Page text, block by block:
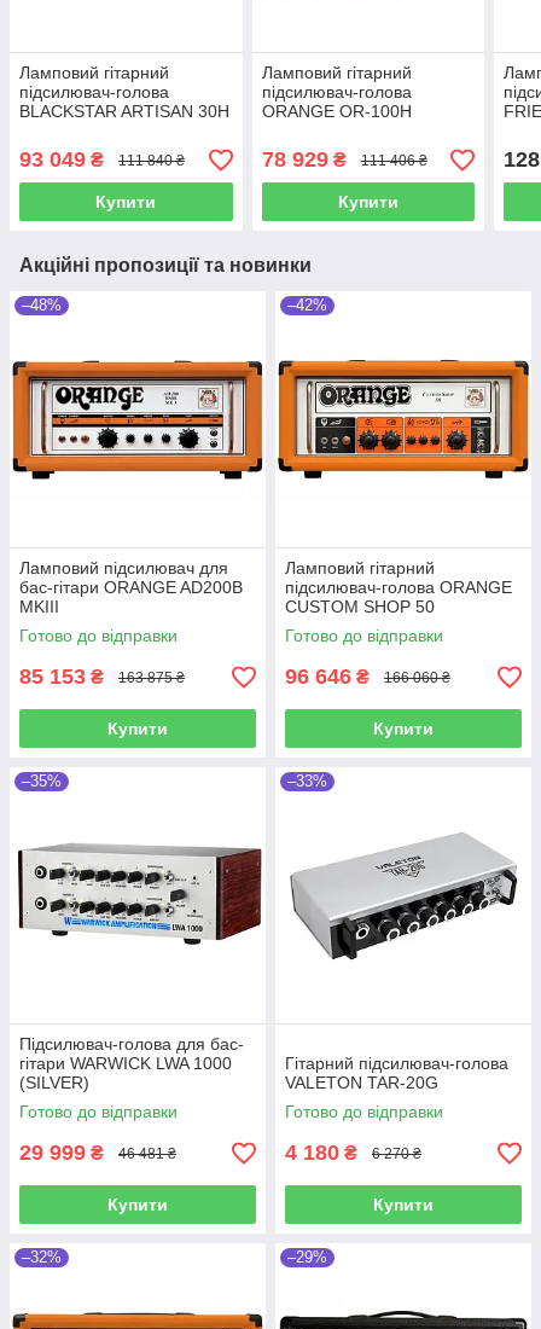
Ламповий гітарний
підсилювач-голова
BLACKSTAR ARTISAN 30H
93 049 ₴ 111 840 ₴
Купити
Ламповий гітарний
підсилювач-голова
ORANGE OR-100H
78 929₴ 111 406 ₴
Купити
Акційні пропозиції та новинки
–48%
Ламповий підсилювач для
бас-гітари ORANGE AD200B
MKIII
Готово до відправки
85 153 ₴ 163 875 ₴
Купити
–42%
Ламповий гітарний
підсилювач-голова ORANGE
CUSTOM SHOP 50
Готово до відправки
96 646 ₴ 166 060 ₴
Купити
–35%
Підсилювач-голова для бас-
гітари WARWICK LWA 1000
(SILVER)
Готово до відправки
29 999 ₴ 46 481 ₴
Купити
–33%
Гітарний підсилювач-голова
VALETON TAR-20G
Готово до відправки
4 180 ₴ 6 270 ₴
Купити
–32% –29%